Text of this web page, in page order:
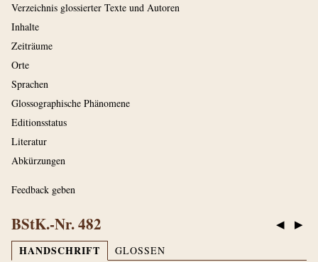
Verzeichnis glossierter Texte und Autoren
Inhalte
Zeiträume
Orte
Sprachen
Glossographische Phänomene
Editionsstatus
Literatur
Abkürzungen
Feedback geben
◀ ▶
BStK.-Nr. 482
HANDSCHRIFT GLOSSEN